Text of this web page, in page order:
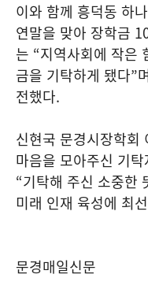
이와 함께 흥덕동 하
연말을 맞아 장학금
는 “지역사회에 작은
금을 기탁하게 됐다”
전했다.
신현국 문경시장학회
마음을 모아주신 기
“기탁해 주신 소중한
미래 인재 육성에 최
문경매일신문